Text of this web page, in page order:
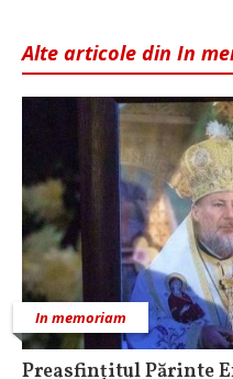
Alte articole din In
In memoriam
Preasfințitul Părinte